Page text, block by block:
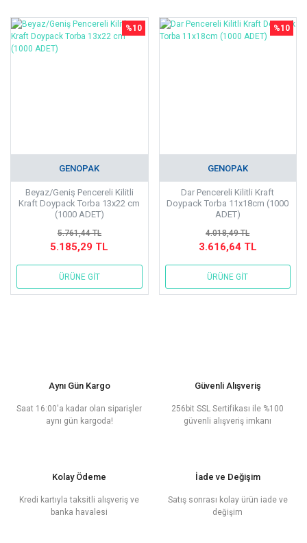
%10
GENOPAK
Beyaz/Geniş Pencereli Kilitli
Kraft Doypack Torba 13x22 cm
(1000 ADET)
5.761,44 TL
5.185,29 TL
ÜRÜNE GİT
%10
GENOPAK
Dar Pencereli Kilitli Kraft
Doypack Torba 11x18cm (1000
ADET)
4.018,49 TL
3.616,64 TL
ÜRÜNE GİT
Aynı Gün Kargo
Saat 16:00'a kadar olan siparişler
aynı gün kargoda!
Güvenli Alışveriş
256bit SSL Sertifikası ile %100
güvenli alışveriş imkanı
Kolay Ödeme
Kredi kartıyla taksitli alışveriş ve
banka havalesi
İade ve Değişim
Satış sonrası kolay ürün iade ve
değişim